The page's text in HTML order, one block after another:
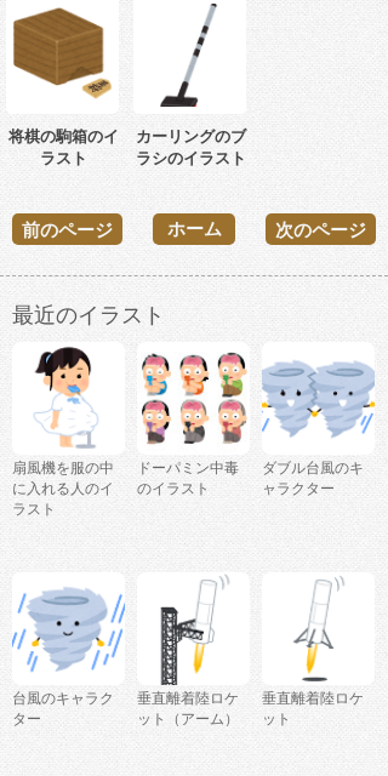
将棋の駒箱のイ
ラスト
カーリングのブ
ラシのイラスト
前のページ 次のページ
ホーム
最近のイラスト
扇風機を服の中
に入れる人のイ
ラスト
ドーパミン中毒
のイラスト
ダブル台風のキ
ャラクター
台風のキャラク
ター
垂直離着陸ロケ
ット（アーム）
垂直離着陸ロケ
ット